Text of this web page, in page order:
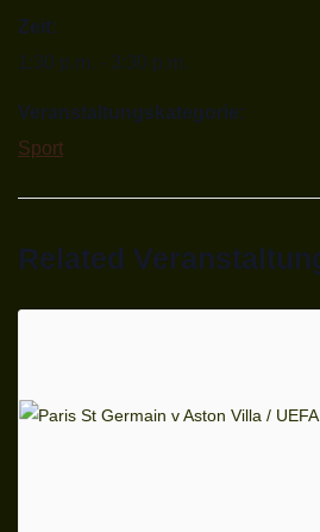
Zeit:
1:30 p.m. - 3:30 p.m.
Veranstaltungskategorie:
Sport
Related